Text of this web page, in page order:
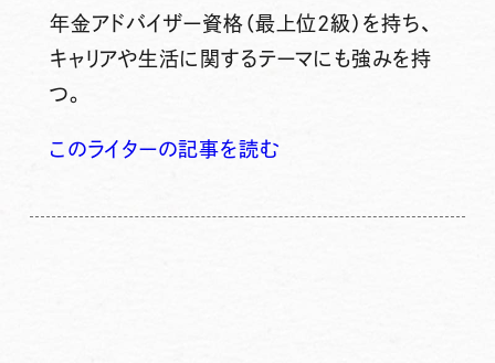
年金アドバイザー資格（最上位2級）を持ち、
キャリアや生活に関するテーマにも強みを持
つ。
このライターの記事を読む